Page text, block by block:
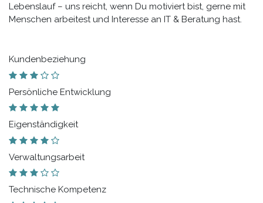
Lebenslauf – uns reicht, wenn Du motiviert bist, gerne mit
Menschen arbeitest und Interesse an IT & Beratung hast.
Kundenbeziehung
Persönliche Entwicklung
Eigenständigkeit
Verwaltungsarbeit
Technische Kompetenz